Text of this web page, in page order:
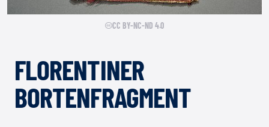
CC BY-NC-ND 4.0
FLORENTINER
BORTENFRAGMENT